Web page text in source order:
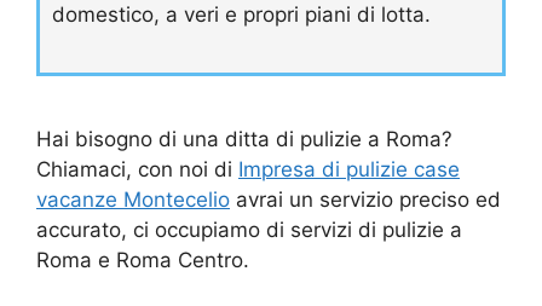
domestico, a veri e propri piani di lotta.
Hai bisogno di una ditta di pulizie a Roma?
Chiamaci, con noi di Impresa di pulizie case
vacanze Montecelio avrai un servizio preciso ed
accurato, ci occupiamo di servizi di pulizie a
Roma e Roma Centro.